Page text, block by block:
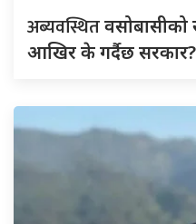
अब्यवस्थितवसोबासीको
आखिर के गर्दैछ सरकार?